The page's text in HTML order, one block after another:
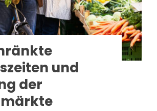
und
der